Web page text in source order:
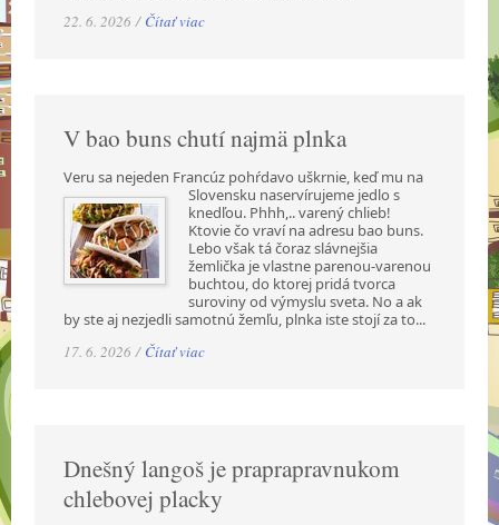
22. 6. 2026 / Čítať viac
V bao buns chutí najmä plnka
Veru sa nejeden Francúz pohŕdavo uškrnie, keď mu na
Slovensku naservírujeme jedlo s
knedľou. Phhh,.. varený chlieb!
Ktovie čo vraví na adresu bao buns.
Lebo však tá čoraz slávnejšia
žemlička je vlastne parenou-varenou
buchtou, do ktorej pridá tvorca
suroviny od výmyslu sveta. No a ak
by ste aj nezjedli samotnú žemľu, plnka iste stojí za to...
17. 6. 2026 / Čítať viac
Dnešný langoš je praprapravnukom
chlebovej placky